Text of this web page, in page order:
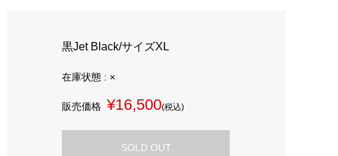
黒Jet Black/サイズXL
在庫状態 : ×
販売価格 ¥16,500(税込)
SOLD OUT